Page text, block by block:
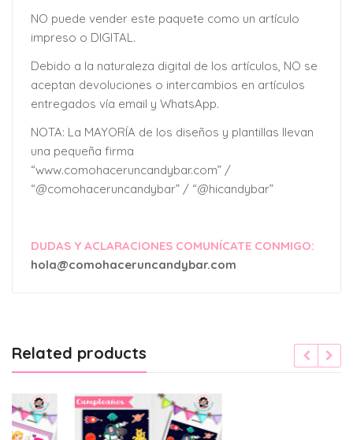
NO puede vender este paquete como un artículo
impreso o DIGITAL.
Debido a la naturaleza digital de los artículos, NO se
aceptan devoluciones o intercambios en artículos
entregados vía email y WhatsApp.
NOTA: La MAYORÍA de los diseños y plantillas llevan
una pequeña firma
“www.comohaceruncandybar.com” /
“@comohaceruncandybar” / “@hicandybar”
DUDAS Y ACLARACIONES COMUNÍCATE CONMIGO:
hola@comohaceruncandybar.com
Related products